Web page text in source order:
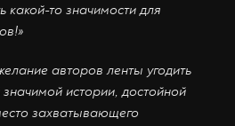
какой-то значимости для
авторов ленты угодить
истории, достойной
захватывающего